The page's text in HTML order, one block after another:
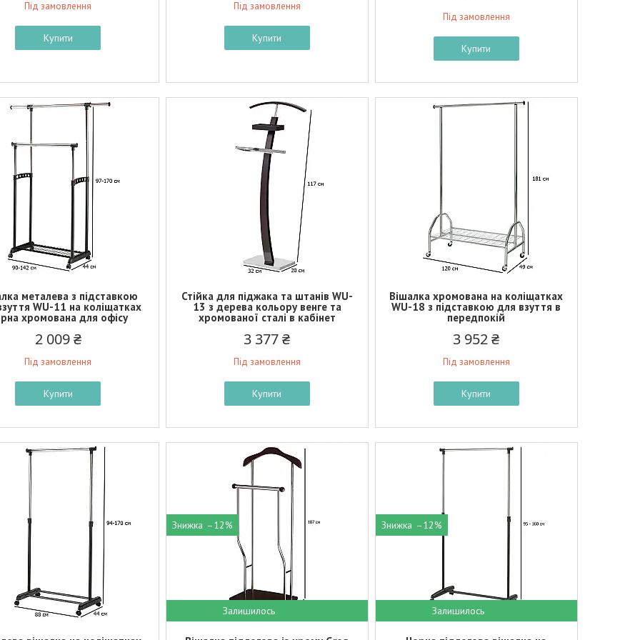
Під замовлення
Купити
Під замовлення
Купити
Під замовлення
Купити
металева з підставкою
WU-11 на коліщатках
хромована для офісу
2 009 ₴
Під замовлення
Купити
Стійка для піджака та штанів WU-
13 з дерева кольору венге та
хромованої сталі в кабінет
3 377 ₴
Під замовлення
Купити
Вішалка хромована на коліщатках
WU-18 з підставкою для взуття в
передпокій
3 952 ₴
Під замовлення
Купити
–12%
Залишилось
–12%
Залишилось